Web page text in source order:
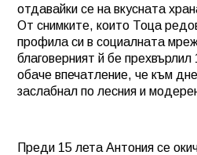
отдавайки се на вкусната
От снимките, които Тоца
профила си в социалната
благоверният й бе
обаче впечатление, че към
заслабнал по лесния и
Преди 15 лета Антония се